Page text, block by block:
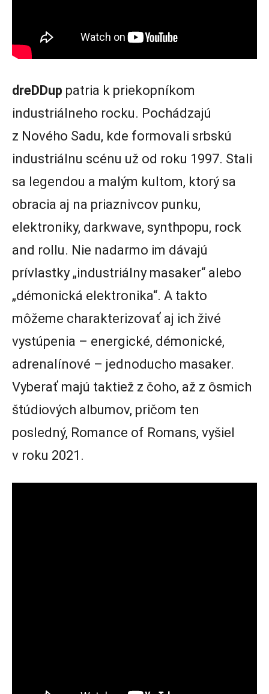
dreDDup patria k priekopníkom
industriálneho rocku. Pochádzajú
z Nového Sadu, kde formovali srbskú
industriálnu scénu už od roku 1997. Stali
sa legendou a malým kultom, ktorý sa
obracia aj na priaznivcov punku,
elektroniky, darkwave, synthpopu, rock
and rollu. Nie nadarmo im dávajú
prívlastky „industriálny masaker“ alebo
„démonická elektronika“. A takto
môžeme charakterizovať aj ich živé
vystúpenia – energické, démonické,
adrenalínové – jednoducho masaker.
Vyberať majú taktiež z čoho, až z ôsmich
štúdiových albumov, pričom ten
posledný, Romance of Romans, vyšiel
v roku 2021.